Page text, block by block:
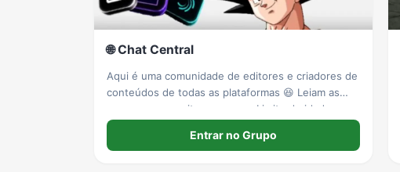
🌐 Chat Central
Aqui é uma comunidade de editores e criadores de
conteúdos de todas as plataformas 😆 Leiam as
regras, e aproveitem o grupo. Limite de idade:
Livre
Entrar no Grupo